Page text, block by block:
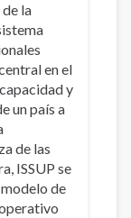
la
en el
y
un país a
de las
ISSUP se
de